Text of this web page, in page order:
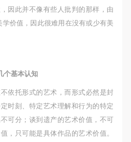
因此并不像有些人批判的那样，由
学价值，因此很难用在没有或少有美
个基本认知
依托形式的艺术，而形式必然是封
时刻、特定艺术理解和行为的特定
可分；谈到遗产的艺术价值，不可
，只可能是具体作品的艺术价值。